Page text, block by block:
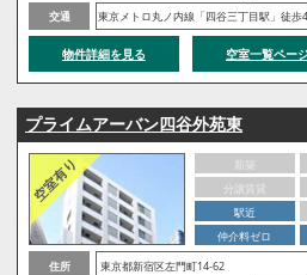
交通
東京メトロ丸ノ内線「四谷三丁目駅」徒歩
物件詳細を見る 空室一覧ペー
プライムアーバン四谷外苑東
新築
分譲賃貸
駅近
仲介料ゼロ
住所
東京都新宿区左門町14-62